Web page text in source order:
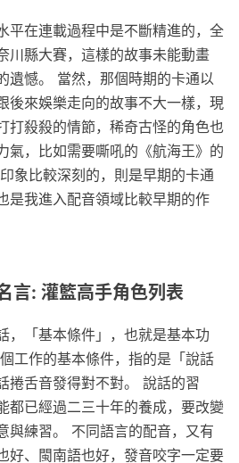
平在連載過程中是不斷精進的，全
川縣大賽，這樣的故事未能動畫
遺憾。 當然，那個時期的卡通以
後來娛樂走向的故事不大一樣，現
打殺殺的情節，稀奇古怪的角色也
氣，比如需要嘶吼的《航海王》的
象比較深刻的，則是早期的卡通
是我進入配音領域比較早期的作
言: 灌籃高手角色列表
，「基本條件」，也就是基本功
工作的基本條件，指的是「說話
捲舌音發得對不對。 說話的習
都已經過二三十年的養成，要改變
與練習。 不同語言的配音，又有
好、閩南語也好，發音咬字一定要